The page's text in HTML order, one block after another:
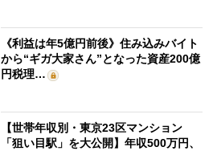
《利益は年5億円前後》住み込みバイト
から“ギガ大家さん”となった資産200億
円税理…
【世帯年収別・東京23区マンション
「狙い目駅」を大公開】年収500万円、